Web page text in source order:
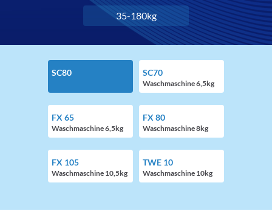
35-180kg
SC80 SC70
Waschmaschine 6,5kg
FX 65
Waschmaschine 6,5kg
FX 80
Waschmaschine 8kg
FX 105
Waschmaschine 10,5kg
TWE 10
Waschmaschine 10kg